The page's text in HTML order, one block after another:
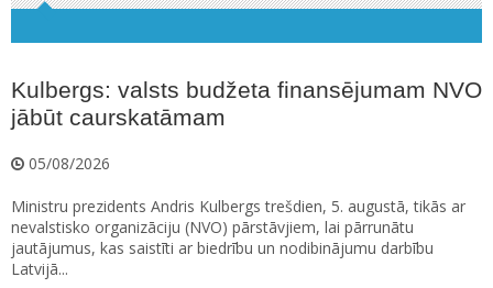
Kulbergs: valsts budžeta finansējumam NVO
jābūt caurskatāmam
05/08/2026
Ministru prezidents Andris Kulbergs trešdien, 5. augustā, tikās ar
nevalstisko organizāciju (NVO) pārstāvjiem, lai pārrunātu
jautājumus, kas saistīti ar biedrību un nodibinājumu darbību
Latvijā...